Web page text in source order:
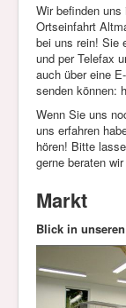
Wir befinden
Ortseinfahrt
bei uns rein! Sie
und per Telefax
auch über eine
senden können:
Wenn Sie uns
uns erfahren
hören! Bitte
gerne beraten
Markt
Blick in